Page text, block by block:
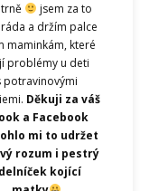
jsem za to
a držím palce
maminkám, které
problémy u deti
potravinovými
Děkuji za váš
a Facebook
mi to udržet
rozum i pestrý
kojící